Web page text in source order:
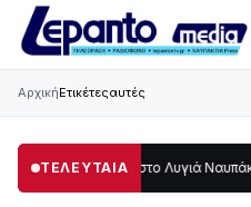
ΑρχικήΕτικέτεςαυτές
ΤΕΛΕΥΤΑΙΑ
μέρος στο Λυγιά Ναυπάκτου12:08